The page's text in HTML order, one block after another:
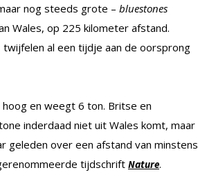
nog steeds grote – bluestones
Wales, op 225 kilometer afstand.
al een tijdje aan de oorsprong
en weegt 6 ton. Britse en
inderdaad niet uit Wales komt, maar
geleden over een afstand van minstens
tijdschrift Nature.